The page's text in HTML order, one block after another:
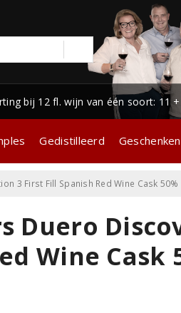
bij 12 fl. wijn van één soort: 11 +
Gedistilleerd Geschenken
3 First Fill Spanish Red Wine Cask 50%
Duero
Wine Cask